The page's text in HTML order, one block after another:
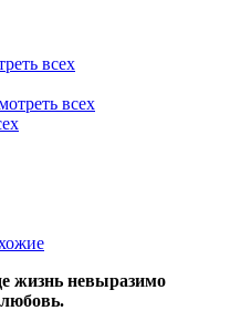
всех
всех
жизнь невыразимо